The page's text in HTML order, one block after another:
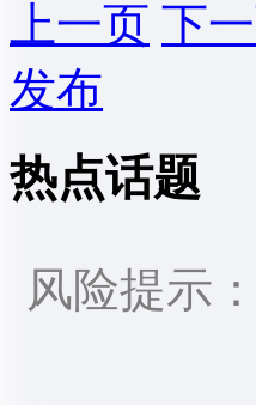
上一页 下
发布
热点话题
风险提示